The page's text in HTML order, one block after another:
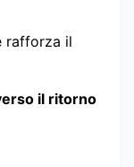
rafforza il
il ritorno